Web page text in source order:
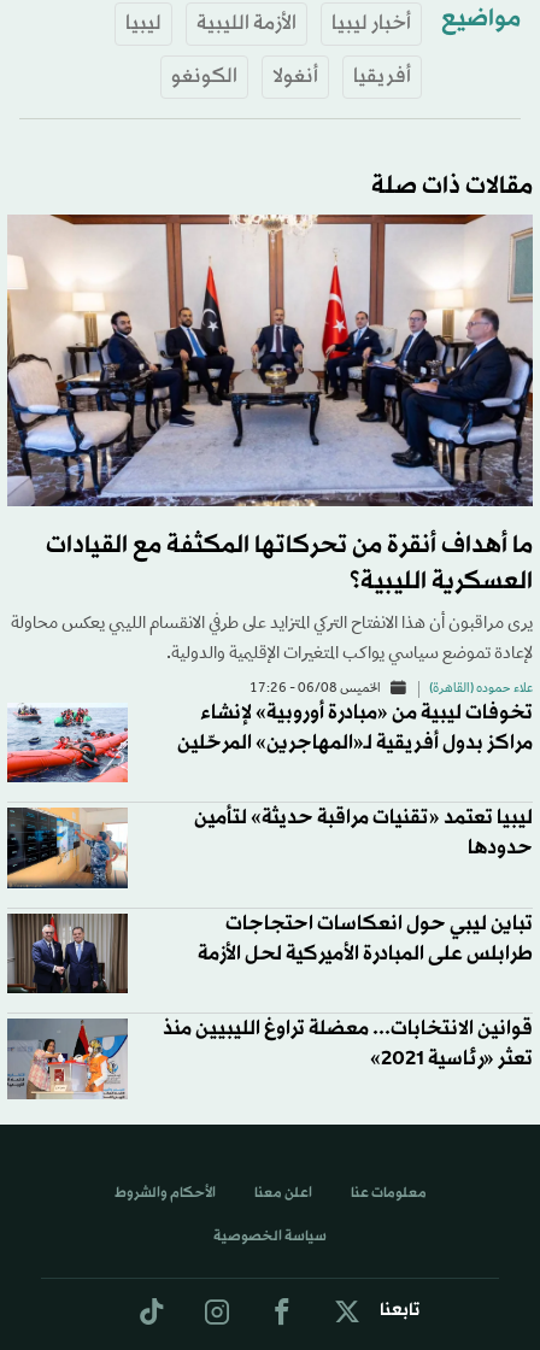
مواضيع أخبار ليبيا الأزمة الليبية
ليبيا
أفريقيا
أنغولا الكونغو
مقالات ذات صلة
ما أهداف أنقرة من تحركاتها المكثفة مع القيادات
العسكرية الليبية؟
يرى مراقبون أن هذا الانفتاح التركي المتزايد على طرفي الانقسام الليبي يعكس محاولة
لإعادة تموضع سياسي يواكب المتغيرات الإقليمية والدولية.
علاء حموده (القاهرة) الخميس 06/08 - 17:26
تخوفات ليبية من «مبادرة أوروبية» لإنشاء
مراكز بدول أفريقية لـ«المهاجرين» المرحّلين
ليبيا تعتمد «تقنيات مراقبة حديثة» لتأمين
حدودها
تباين ليبي حول انعكاسات احتجاجات
طرابلس على المبادرة الأميركية لحل الأزمة
قوانين الانتخابات... معضلة تراوغ الليبيين منذ
تعثر «رئاسية 2021»
تابعنا
معلومات عنا اعلن معنا الأحكام والشروط
سياسة الخصوصية